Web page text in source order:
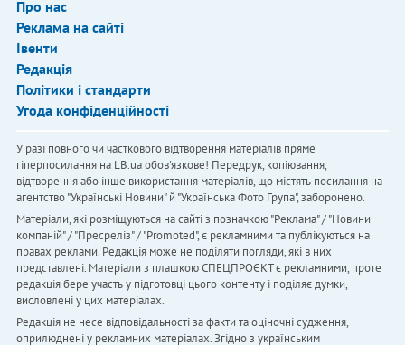
Про нас
Реклама на сайті
Івенти
Редакція
Політики і стандарти
Угода конфіденційності
У разі повного чи часткового відтворення матеріалів пряме
гіперпосилання на LB.ua обов'язкове! Передрук, копіювання,
відтворення або інше використання матеріалів, що містять посилання на
агентство "Українськi Новини" й "Українська Фото Група", заборонено.
Матеріали, які розміщуються на сайті з позначкою "Реклама" / "Новини
компаній" / "Пресреліз" / "Promoted", є рекламними та публікуються на
правах реклами. Редакція може не поділяти погляди, які в них
представлені. Матеріали з плашкою СПЕЦПРОЄКТ є рекламними, проте
редакція бере участь у підготовці цього контенту і поділяє думки,
висловлені у цих матеріалах.
Редакція не несе відповідальності за факти та оціночні судження,
оприлюднені у рекламних матеріалах. Згідно з українським